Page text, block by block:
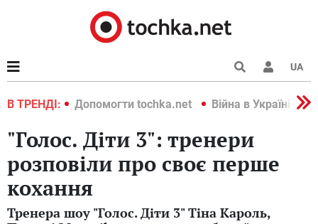
UA
В ТРЕНДІ:
2022 Допомогти tochka.net Війна в Україні 2022
"Голос. Діти 3": тренери
розповіли про своє перше
кохання
Тренера шоу "Голос. Діти 3" Тіна Кароль,